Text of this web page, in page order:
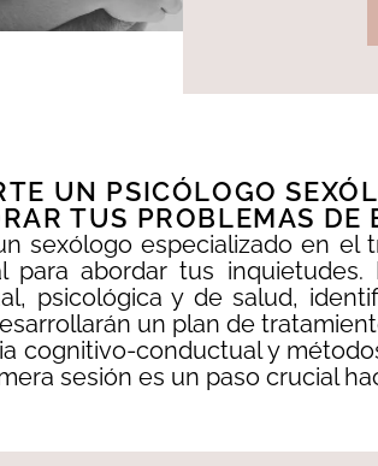
UN PSICÓLOGO
TUS PROBLEMAS DE
sexólogo especializado en
para abordar tus
psicológica y de salud,
un plan de
cognitivo-conductual y
sesión es un paso crucial